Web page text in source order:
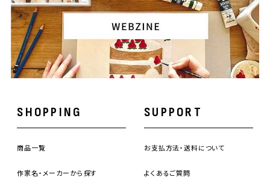
SHOPPING
商品一覧
作家名・メーカーから探す
SUPPORT
お支払方法・送料について
よくあるご質問